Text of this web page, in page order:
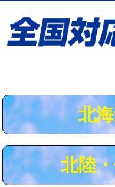
給水管工事※（土の掘削
業)
用（追加）/3ｍ超え)
給水管工事※（ライニン
給水管工事※（ライニン
管・ポリ管・HT管使用/3
北
北陸